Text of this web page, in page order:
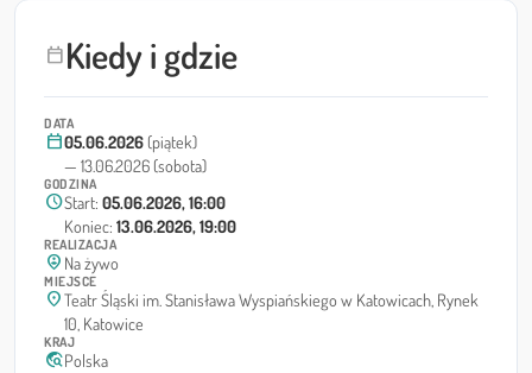
calendar_todayKiedy i gdzie
DATA
calendar_today05.06.2026 (piątek)
— 13.06.2026 (sobota)
GODZINA
scheduleStart: 05.06.2026, 16:00
Koniec: 13.06.2026, 19:00
REALIZACJA
person_pin_circle Na żywo
MIEJSCE
location_onTeatr Śląski im. Stanisława Wyspiańskiego w Katowicach, Rynek
10, Katowice
KRAJ
travel_explorePolska